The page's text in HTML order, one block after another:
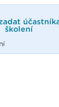
školení